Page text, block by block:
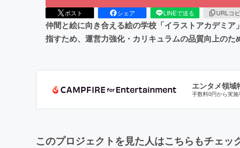
ポスト シェア LINEで送る URLコ
仲間と絵に向き合える絵の学校「イラストアカデミ
指すため、運営力強化・カリキュラムの品質向上のた
エンタメ領域
手数料0円から実
このプロジェクトを見た人はこちらもチェッ